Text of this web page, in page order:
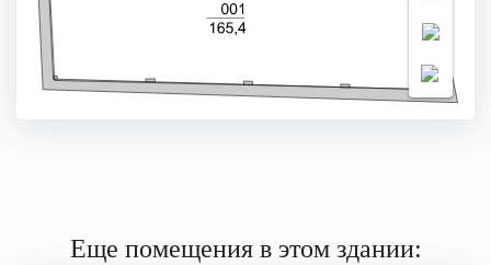
Еще помещения в этом здании: